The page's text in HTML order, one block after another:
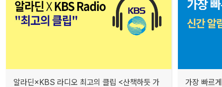
알라딘×KBS 라디오 최고의 클립 <산책하듯 가
가장 빠르